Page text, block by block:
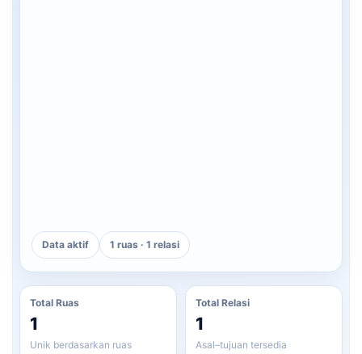
Data aktif 1 ruas · 1 relasi
Total Ruas
1
Unik berdasarkan ruas
Total Relasi
1
Asal–tujuan tersedia